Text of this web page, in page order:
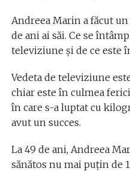
Andreea Marin a făcut
de ani ai săi. Ce se
televiziune și de ce este
Vedeta de televiziune
chiar este în culmea
în care s-a luptat cu
avut un succes.
La 49 de ani, Andreea
sănătos nu mai puțin de